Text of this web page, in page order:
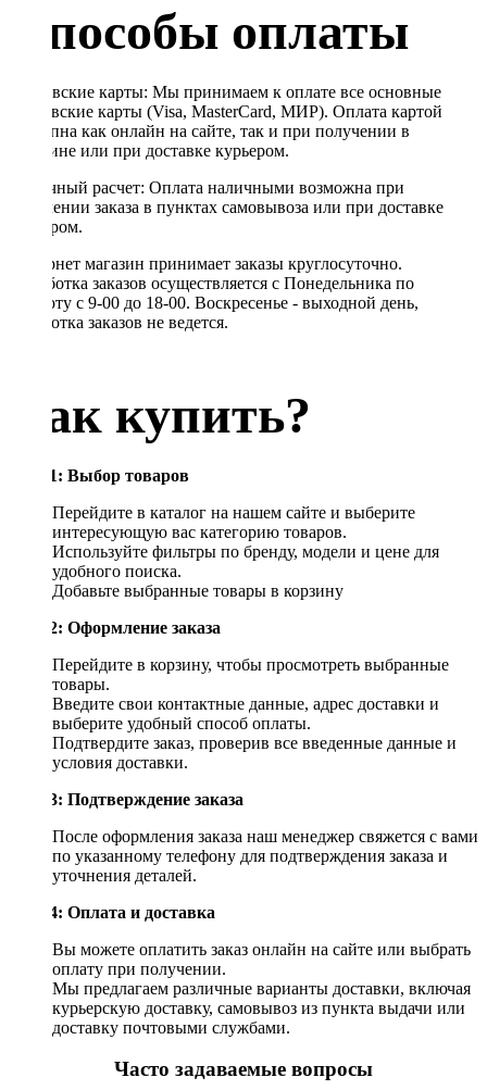
Способы оплаты
Банковские карты: Мы принимаем к оплате все основные
банковские карты (Visa, MasterCard, МИР). Оплата картой
доступна как онлайн на сайте, так и при получении в
магазине или при доставке курьером.
Наличный расчет: Оплата наличными возможна при
получении заказа в пунктах самовывоза или при доставке
курьером.
Интернет магазин принимает заказы круглосуточно.
Обработка заказов осуществляется с Понедельника по
Субботу с 9-00 до 18-00. Воскресенье - выходной день,
обработка заказов не ведется.
Как купить?
Шаг 1: Выбор товаров
Перейдите в каталог на нашем сайте и выберите
интересующую вас категорию товаров.
Используйте фильтры по бренду, модели и цене для
удобного поиска.
Добавьте выбранные товары в корзину
Шаг 2: Оформление заказа
Перейдите в корзину, чтобы просмотреть выбранные
товары.
Введите свои контактные данные, адрес доставки и
выберите удобный способ оплаты.
Подтвердите заказ, проверив все введенные данные и
условия доставки.
Шаг 3: Подтверждение заказа
После оформления заказа наш менеджер свяжется с вами
по указанному телефону для подтверждения заказа и
уточнения деталей.
Шаг 4: Оплата и доставка
Вы можете оплатить заказ онлайн на сайте или выбрать
оплату при получении.
Мы предлагаем различные варианты доставки, включая
курьерскую доставку, самовывоз из пункта выдачи или
доставку почтовыми службами.
Часто задаваемые вопросы